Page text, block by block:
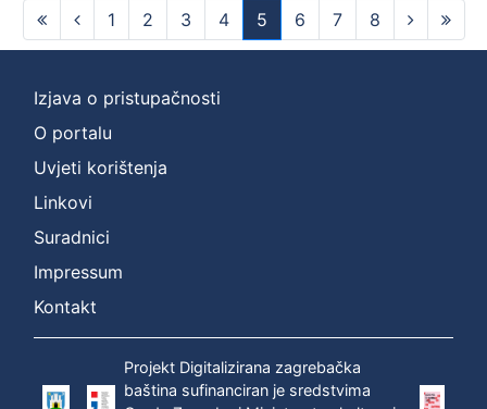
1 2 3 4
5
(current)
6 7 8
Izjava o pristupačnosti
O portalu
Uvjeti korištenja
Linkovi
Suradnici
Impressum
Kontakt
Projekt Digitalizirana zagrebačka
baština sufinanciran je sredstvima